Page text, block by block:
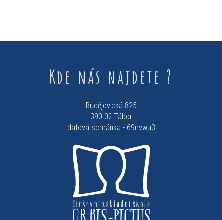
Kde nás najdete ?
Budějovická 825
390 02 Tábor
datová schránka - 69nvwu3